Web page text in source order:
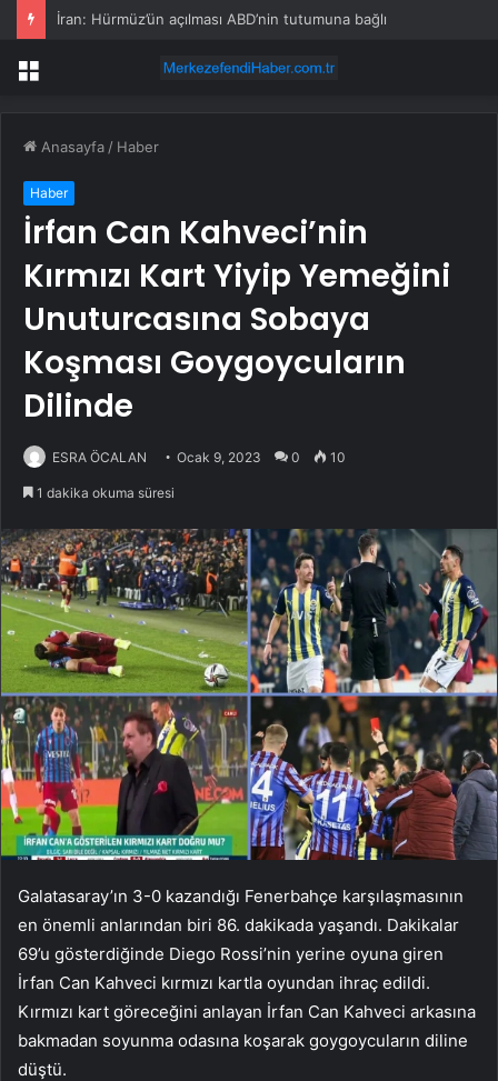
İran: Hürmüz’ün açılması ABD’nin tutumuna bağlı
Menü
Anasayfa / Haber
Haber
İrfan Can Kahveci’nin
Kırmızı Kart Yiyip Yemeğini
Unuturcasına Sobaya
Koşması Goygoycuların
Dilinde
ESRA ÖCALAN Ocak 9, 2023 0 10
1 dakika okuma süresi
Galatasaray’ın 3-0 kazandığı Fenerbahçe karşılaşmasının
en önemli anlarından biri 86. dakikada yaşandı. Dakikalar
69’u gösterdiğinde Diego Rossi’nin yerine oyuna giren
İrfan Can Kahveci kırmızı kartla oyundan ihraç edildi.
Kırmızı kart göreceğini anlayan İrfan Can Kahveci arkasına
bakmadan soyunma odasına koşarak goygoycuların diline
düştü.